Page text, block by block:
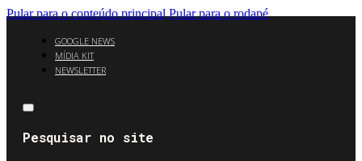
Pular para o conteúdo principal Pular para o rodapé
GOOGLE NEWS
MÍDIA KIT
NEWSLETTER
Pesquisar no site